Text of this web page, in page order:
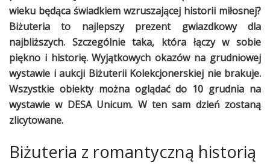
wieku będąca świadkiem wzruszającej historii miłosnej?
Biżuteria to najlepszy prezent gwiazdkowy dla
najbliższych. Szczególnie taka, która łączy w sobie
piękno i historię. Wyjątkowych okazów na grudniowej
wystawie i aukcji Biżuterii Kolekcjonerskiej nie brakuje.
Wszystkie obiekty można oglądać do 10 grudnia na
wystawie w DESA Unicum. W ten sam dzień zostaną
zlicytowane.
Biżuteria z romantyczną historią